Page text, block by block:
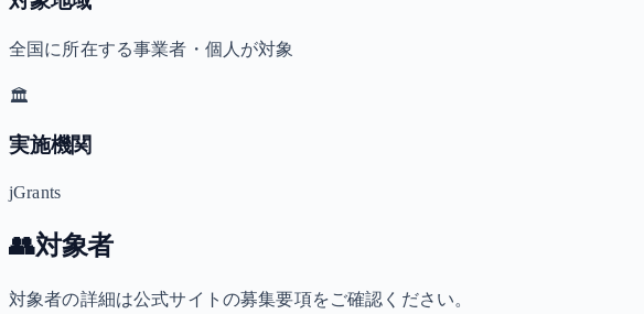
全国に所在する事業者・個人が対象
🏛️
実施機関
jGrants
👥対象者
対象者の詳細は公式サイトの募集要項をご確認ください。